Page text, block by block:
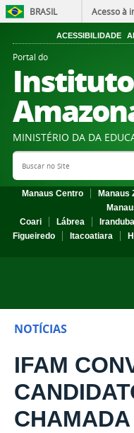
BRASIL Acesso à
ACESSIBILIDADE
Portal do
MINISTÉRIO DA DA
Search Site
Manaus Centro Manaus
Coari
Lábrea Iranduba
Figueiredo
Itacoatiara
NOTÍCIAS
IFAM
CHAMADA